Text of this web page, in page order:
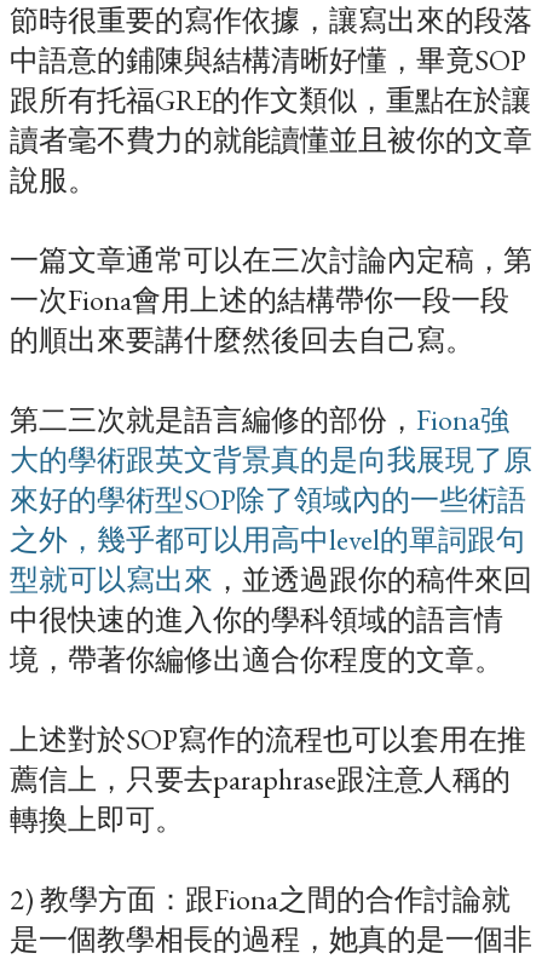
節時很重要的寫作依據，讓寫出來的段落
中語意的鋪陳與結構清晰好懂，畢竟SOP
跟所有托福GRE的作文類似，重點在於讓
讀者毫不費力的就能讀懂並且被你的文章
說服。
一篇文章通常可以在三次討論內定稿，第
一次Fiona會用上述的結構帶你一段一段
的順出來要講什麼然後回去自己寫。
第二三次就是語言編修的部份， Fiona強
大的學術跟英文背景真的是向我展現了原
來好的學術型SOP除了領域內的一些術語
之外，幾乎都可以用高中level的單詞跟句
型就可以寫出來 ，並透過跟你的稿件來回
中很快速的進入你的學科領域的語言情
境，帶著你編修出適合你程度的文章。
上述對於SOP寫作的流程也可以套用在推
薦信上，只要去paraphrase跟注意人稱的
轉換上即可。
2) 教學方面：跟Fiona之間的合作討論就
是一個教學相長的過程，她真的是一個非